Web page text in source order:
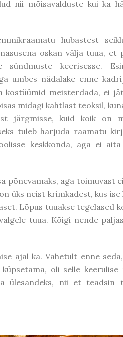
nii mõisavalduste kui ka
hubastest
oskan välja tuua, et
sündmuste keerisesse.
umbes nädalake enne
kostüümid meisterdada, ei
midagi kahtlast teoksil,
järgmisse, kuid kõik on
tuleb harjuda raamatu
keskkonda, aga ei
põnevamaks, aga toimuvast
üks neist krimkadest, kus ise
Lõpus tuuakse tegelased
tuua. Kõigi nende
ajal ka. Vahetult enne
oli selle keerulise
ülesandeks, nii et teadsin